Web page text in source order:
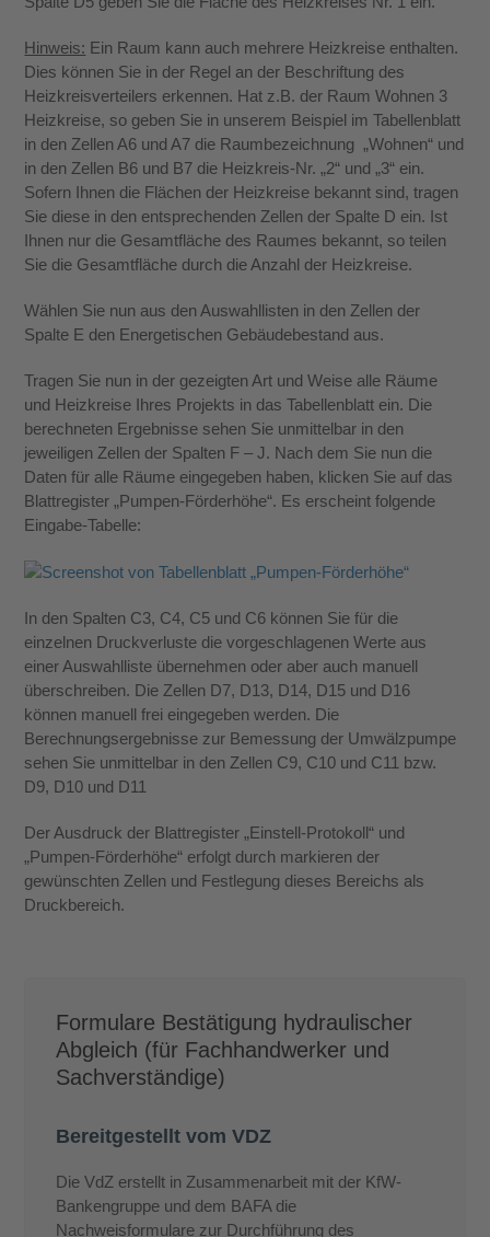
Hinweis: Ein Raum kann auch mehrere Heizkreise enthalten.
Dies können Sie in der Regel an der Beschriftung des
Heizkreisverteilers erkennen. Hat z.B. der Raum Wohnen 3
Heizkreise, so geben Sie in unserem Beispiel im Tabellenblatt
in den Zellen A6 und A7 die Raumbezeichnung „Wohnen“ und
in den Zellen B6 und B7 die Heizkreis-Nr. „2“ und „3“ ein.
Sofern Ihnen die Flächen der Heizkreise bekannt sind, tragen
Sie diese in den entsprechenden Zellen der Spalte D ein. Ist
Ihnen nur die Gesamtfläche des Raumes bekannt, so teilen
Sie die Gesamtfläche durch die Anzahl der Heizkreise.
Wählen Sie nun aus den Auswahllisten in den Zellen der
Spalte E den Energetischen Gebäudebestand aus.
Tragen Sie nun in der gezeigten Art und Weise alle Räume
und Heizkreise Ihres Projekts in das Tabellenblatt ein. Die
berechneten Ergebnisse sehen Sie unmittelbar in den
jeweiligen Zellen der Spalten F – J. Nach dem Sie nun die
Daten für alle Räume eingegeben haben, klicken Sie auf das
Blattregister „Pumpen-Förderhöhe“. Es erscheint folgende
Eingabe-Tabelle:
In den Spalten C3, C4, C5 und C6 können Sie für die
einzelnen Druckverluste die vorgeschlagenen Werte aus
einer Auswahlliste übernehmen oder aber auch manuell
überschreiben. Die Zellen D7, D13, D14, D15 und D16
können manuell frei eingegeben werden. Die
Berechnungsergebnisse zur Bemessung der Umwälzpumpe
sehen Sie unmittelbar in den Zellen C9, C10 und C11 bzw.
D9, D10 und D11
Der Ausdruck der Blattregister „Einstell-Protokoll“ und
„Pumpen-Förderhöhe“ erfolgt durch markieren der
gewünschten Zellen und Festlegung dieses Bereichs als
Druckbereich.
Formulare Bestätigung hydraulischer
Abgleich (für Fachhandwerker und
Sachverständige)
Bereitgestellt vom VDZ
Die VdZ erstellt in Zusammenarbeit mit der KfW-
Bankengruppe und dem BAFA die
Nachweisformulare zur Durchführung des